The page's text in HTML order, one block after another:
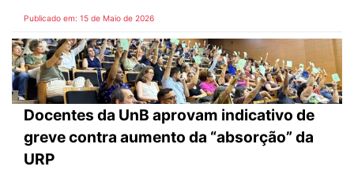
Publicado em: 15 de Maio de 2026
Docentes da UnB aprovam indicativo de
greve contra aumento da “absorção” da
URP